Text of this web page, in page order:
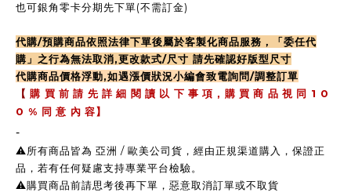
也可銀角零卡分期先下單(不需訂金)
代購/預購商品依照法律下單後屬於客製化商品服務，「委任代
購」之行為無法取消,更改款式/尺寸 請先確認好版型尺寸
代購商品價格浮動,如遇漲價狀況小編會致電詢問/調整訂單
【 購 買 前 請 先 詳 細 閱 讀 以 下 事 項 , 購 買 商 品 視 同 1 0
0 % 同 意 內 容】
-
⚠️所有商品皆為 亞洲 / 歐美公司貨，經由正規渠道購入，保證正
品，若有任何疑慮支持專業平台檢驗。
⚠️購買商品前請思考後再下單，惡意取消訂單或不取貨